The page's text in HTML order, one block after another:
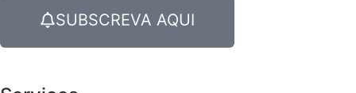
SUBSCREVA AQUI